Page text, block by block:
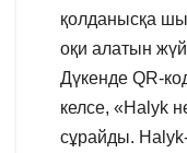
қолданысқа
оқи алатын
Дүкенде QR-
келсе, «Halyk
сұрайды.